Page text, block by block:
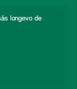
longevo de